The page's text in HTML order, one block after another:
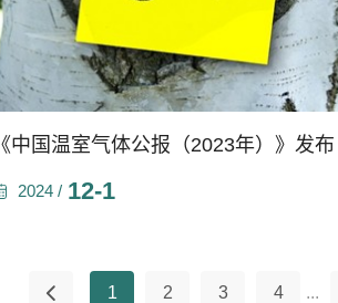
《中国温室气体公报（2023年）》发布
2024 / 12-1
1 2 3 4 ...